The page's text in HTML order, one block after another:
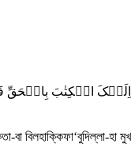
الۡکِتٰبَ بِالۡحَقِّ
বা বিলহাক্কিফা‘বুদিল্লা-হা